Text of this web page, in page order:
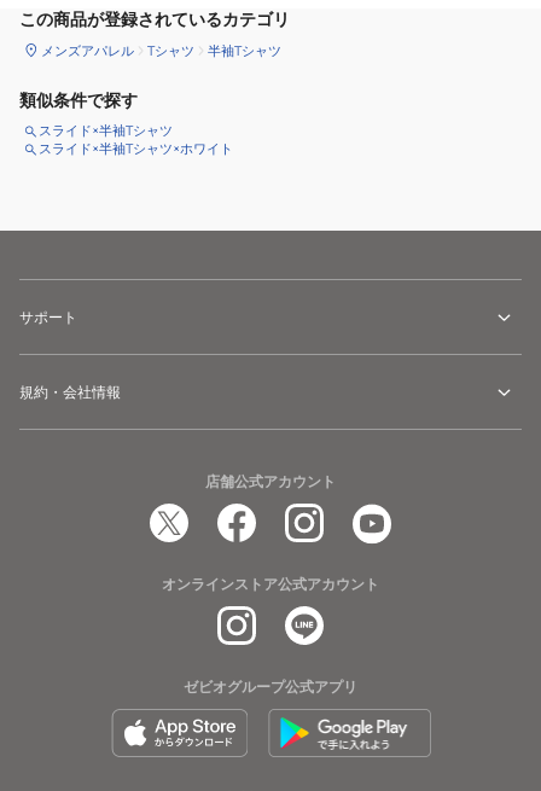
この商品が登録されているカテゴリ
メンズアパレル Tシャツ 半袖Tシャツ
類似条件で探す
スライド×半袖Tシャツ
スライド×半袖Tシャツ×ホワイト
サポート
規約・会社情報
店舗公式アカウント
オンラインストア公式アカウント
ゼビオグループ公式アプリ